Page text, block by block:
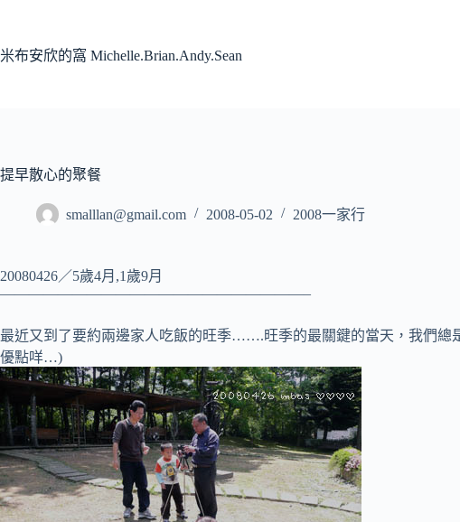
主
米布安欣的窩 Michelle.Brian.Andy.Sean
提早散心的聚餐
smalllan@gmail.com 2008-05-02 2008一家行
20080426／5歲4月,1歲9月
—————————————————————–
最近又到了要約兩邊家人吃飯的旺季…….旺季的最關鍵的當天，我們總
優點咩…)